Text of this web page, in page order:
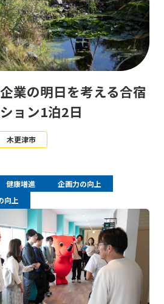
業の明日を考える合宿
ョン1泊2日
木更津市
健康増進
企画力の向上
向上